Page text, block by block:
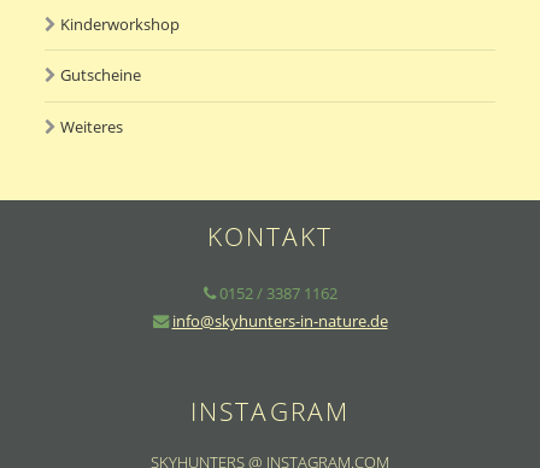
Kinderworkshop
Gutscheine
Weiteres
KONTAKT
0152 / 3387 1162
info@skyhunters-in-nature.de
INSTAGRAM
SKYHUNTERS @ INSTAGRAM.COM